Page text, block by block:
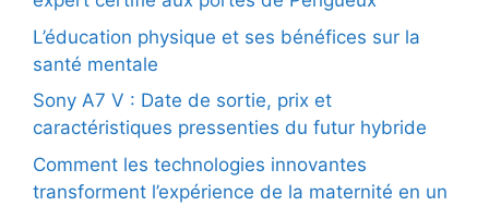
L’éducation physique et ses bénéfices sur la
santé mentale
Sony A7 V : Date de sortie, prix et
caractéristiques pressenties du futur hybride
Comment les technologies innovantes
transforment l’expérience de la maternité en un